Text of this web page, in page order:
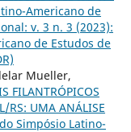
Americano de
v. 3 n. 3 (2023):
de Estudos de
Mueller,
FILANTRÓPICOS
RS: UMA ANÁLISE
Simpósio Latino-